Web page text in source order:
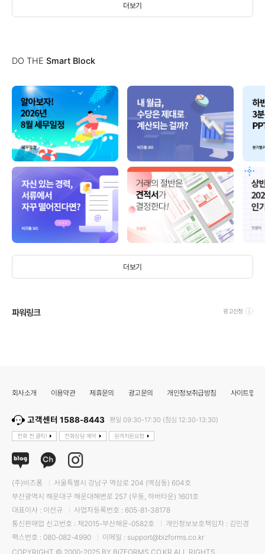
더보기
DO THE Smart Block
더보기
파워링크 광고신청
회사소개 이용약관 제휴문의 광고문의 개인정보취급방침 사이트맵
고객센터 1588-8443 평일 09:30-17:30 (점심 12:30-13:30)
전화 전 클릭! 전화상담 예약 원격지원요청
(주)비즈폼
서울특별시 강남구 역삼로 204 (역삼동) 604호
부산광역시 해운대구 해운대해변로 257 (우동, 하버타운) 1601호
대표이사 : 이선규
사업자등록번호 : 605-81-38178
통신판매업 신고번호 : 제2015-부산해운-0582호
개인정보보호책임자 : 김민경
팩스번호 : 080-082-4990
이메일 : support@bizforms.co.kr
COPYRIGHT © 2000-2025 BY BIZFORMS.CO.KR ALL RIGHTS